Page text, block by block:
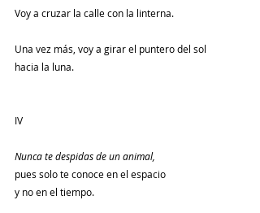
Voy a cruzar la calle con la linterna.
Una vez más, voy a girar el puntero del sol
hacia la luna.
IV
Nunca te despidas de un animal,
pues solo te conoce en el espacio
y no en el tiempo.